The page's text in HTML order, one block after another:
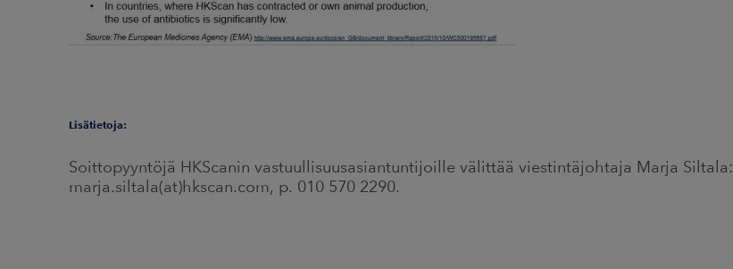
Lisätietoja:
Soittopyyntöjä HKScanin vastuullisuusasiantuntijoille välittää viestintäjohtaja Marja Siltala:
marja.siltala(at)hkscan.com, p. 010 570 2290.